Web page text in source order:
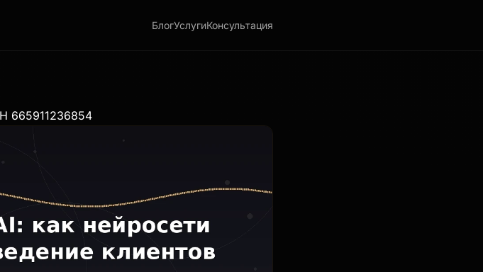
БлогУслугиКонсультация
поведение клиентов и повышают конверсии
665911236854